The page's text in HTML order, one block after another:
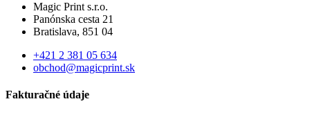
Magic Print s.r.o.
Panónska cesta 21
Bratislava, 851 04
+421 2 381 05 634
obchod@magicprint.sk
Fakturačné údaje